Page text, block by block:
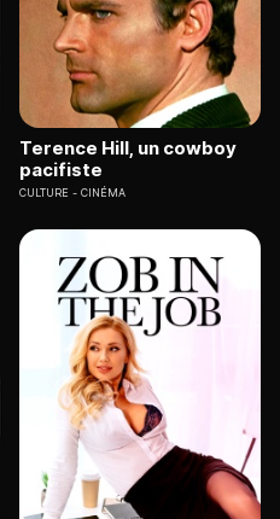
Terence Hill, un cowboy
pacifiste
CULTURE CINÉMA